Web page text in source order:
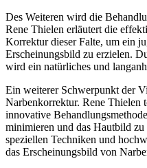
Des Weiteren wird die
Rene Thielen erläutert die
Korrektur dieser Falte, um ein
Erscheinungsbild zu erzielen.
wird ein natürliches und
Ein weiterer Schwerpunkt der
Narbenkorrektur. Rene Thielen
innovative
minimieren und das Hautbild
speziellen Techniken und
das Erscheinungsbild von